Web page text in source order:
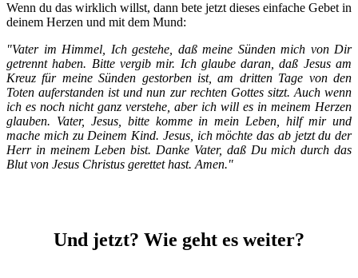
Wenn du das wirklich willst, dann bete jetzt dieses einfache Gebet in
deinem Herzen und mit dem Mund:
"Vater im Himmel, Ich gestehe, daß meine Sünden mich von Dir
getrennt haben. Bitte vergib mir. Ich glaube daran, daß Jesus am
Kreuz für meine Sünden gestorben ist, am dritten Tage von den
Toten auferstanden ist und nun zur rechten Gottes sitzt. Auch wenn
ich es noch nicht ganz verstehe, aber ich will es in meinem Herzen
glauben. Vater, Jesus, bitte komme in mein Leben, hilf mir und
mache mich zu Deinem Kind. Jesus, ich möchte das ab jetzt du der
Herr in meinem Leben bist. Danke Vater, daß Du mich durch das
Blut von Jesus Christus gerettet hast. Amen."
Und jetzt? Wie geht es weiter?